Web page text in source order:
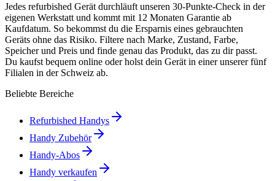
Jedes refurbished Gerät durchläuft unseren 30-Punkte-Check in der
eigenen Werkstatt und kommt mit 12 Monaten Garantie ab
Kaufdatum. So bekommst du die Ersparnis eines gebrauchten
Geräts ohne das Risiko. Filtere nach Marke, Zustand, Farbe,
Speicher und Preis und finde genau das Produkt, das zu dir passt.
Du kaufst bequem online oder holst dein Gerät in einer unserer fünf
Filialen in der Schweiz ab.
Beliebte Bereiche
Refurbished Handys
Handy Zubehör
Handy-Abos
Handy verkaufen